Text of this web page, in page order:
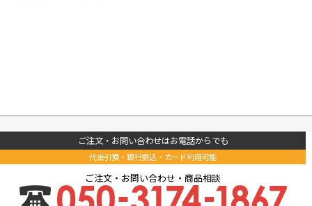
ご注文・お問い合わせはお電話からでも
代金引換・銀行振込・カード利用可能
ご注文・お問い合わせ・商品相談